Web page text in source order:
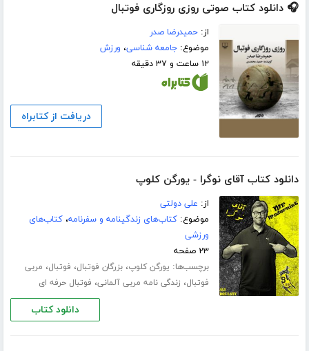
🎧 دانلود کتاب صوتی روزی روزگاری فوتبال
از:حمیدرضا صدر
موضوع:جامعه شناسی، ورزش
۱۲ ساعت و ۳۷ دقیقه
دریافت از کتابراه
دانلود کتاب آقای نوگرا - یورگن کلوپ
از: علی دولتی
موضوع:کتاب‌های زندگینامه و سفرنامه،کتاب‌های
ورزشی
۲۳ صفحه
برچسب‌ها: یورگن کلوپ،بزرگان فوتبال، فوتبال، مربی
فوتبال، زندگی نامه مربی آلمانی، فوتبال حرفه ای
دانلود کتاب